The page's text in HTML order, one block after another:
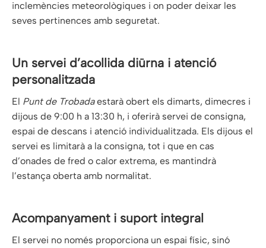
inclemències meteorològiques i on poder deixar les
seves pertinences amb seguretat.
Un servei d’acollida diürna i atenció
personalitzada
El Punt de Trobadaestarà obert els dimarts, dimecres i
dijous de 9:00 h a 13:30 h, i oferirà servei de consigna,
espai de descans i atenció individualitzada. Els dijous el
servei es limitarà a la consigna, tot i que en cas
d’onades de fred o calor extrema, es mantindrà
l’estança oberta amb normalitat.
Acompanyament i suport integral
El servei no només proporciona un espai físic, sinó